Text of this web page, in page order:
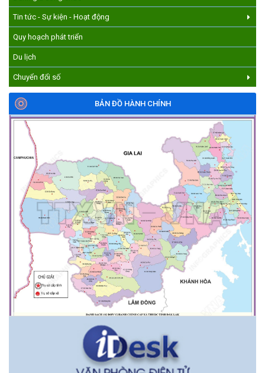
Tin tức - Sự kiện - Hoạt động
Quy hoạch phát triển
Du lịch
Chuyển đổi số
BẢN ĐỒ HÀNH CHÍNH